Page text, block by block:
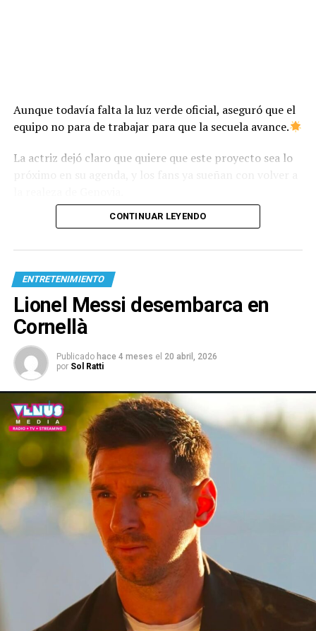
Aunque todavía falta la luz verde oficial, aseguró que el
equipo no para de trabajar para que la secuela avance.
La actriz dejó claro que quiere que este proyecto sea lo
CONTINUAR LEYENDO
ENTRETENIMIENTO
Lionel Messi desembarca en
Cornellà
Publicado hace 4 meses el 20 abril, 2026
por Sol Ratti